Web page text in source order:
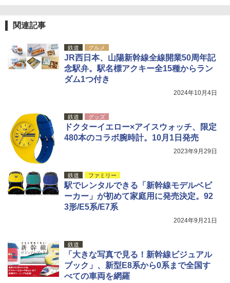
関連記事
鉄道 グルメ
JR西日本、山陽新幹線全線開業50周年記
念駅弁。駅名標アクキー全15種からラン
ダム1つ付き
2024年10月4日
鉄道 グッズ
ドクターイエロー×アイスウォッチ、限定
480本のコラボ腕時計。10月1日発売
2023年9月29日
鉄道 ファミリー
駅でレンタルできる「新幹線モデルベビ
ーカー」が初めて家庭用に発売決定。92
3形/E5系/E7系
2024年9月21日
鉄道
「大きな写真で見る！新幹線ビジュアル
ブック」、新型E8系から0系まで全国す
べての車両を網羅